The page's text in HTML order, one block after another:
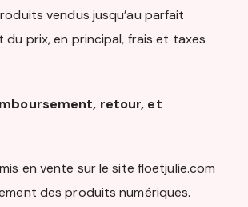
vendus jusqu’au parfait
du prix, en principal, frais et taxes
retour, et
en vente sur le site floetjulie.com
des produits numériques.